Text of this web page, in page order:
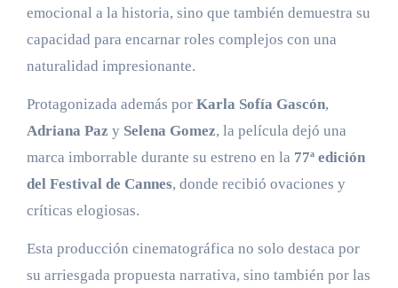
emocional a la historia, sino que también demuestra su
capacidad para encarnar roles complejos con una
naturalidad impresionante.
Protagonizada además por Karla Sofía Gascón,
Adriana Paz y Selena Gomez, la película dejó una
marca imborrable durante su estreno en la 77ª edición
del Festival de Cannes, donde recibió ovaciones y
críticas elogiosas.
Esta producción cinematográfica no solo destaca por
su arriesgada propuesta narrativa, sino también por las